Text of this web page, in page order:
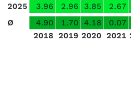
2025
3.96 2.96 3.85 2.67
Ø
4.90 1.70 4.18 0.07
2018 2019 2020 2021